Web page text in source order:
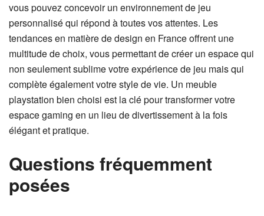
vous pouvez concevoir un environnement de jeu
personnalisé qui répond à toutes vos attentes. Les
tendances en matière de design en France offrent une
multitude de choix, vous permettant de créer un espace qui
non seulement sublime votre expérience de jeu mais qui
complète également votre style de vie. Un meuble
playstation bien choisi est la clé pour transformer votre
espace gaming en un lieu de divertissement à la fois
élégant et pratique.
Questions fréquemment
posées